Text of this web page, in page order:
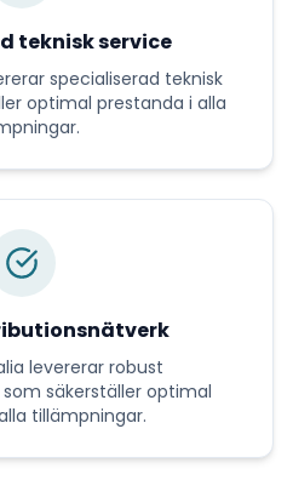
teknisk service
specialiserad teknisk
optimal prestanda i alla
levererar robust
som säkerställer optimal
tillämpningar.